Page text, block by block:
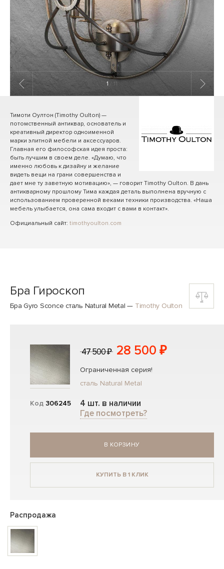
1 / 11
Тимоти Оултон (Timothy Oulton) —
потомственный антиквар, основатель и
креативный директор одноименной
марки элитной мебели и аксессуаров.
Главная его философская идея проста:
быть лучшим в своем деле. «Думаю, что
именно любовь к дизайну и желание
видеть вещи на грани совершенства и
дает мне ту заветную мотивацию», — говорит Timothy Oulton. В дань
антикварному прошлому Тима каждая деталь выполнена вручную с
использованием проверенной веками техники производства. «Наша
мебель улыбается, она сама входит с вами в контакт».
Официальный сайт: timothyoulton.com
Бра Гироскоп
Бра Gyro Sconce сталь Natural Metal — Timothy Oulton
Код 306245
47 500 ₽ 28 500 ₽
Ограниченная серия!
сталь Natural Metal
4 шт. в наличии
Где посмотреть?
В КОРЗИНУ
КУПИТЬ В 1 КЛИК
Распродажа